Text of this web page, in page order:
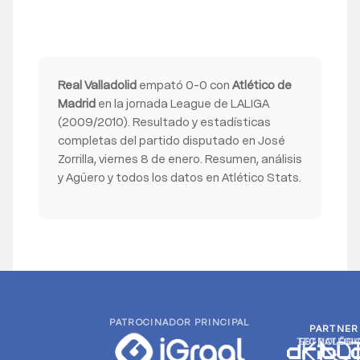
Real Valladolid empató 0-0 con Atlético de
Madrid en la jornada League de LALIGA
(2009/2010). Resultado y estadísticas
completas del partido disputado en José
Zorrilla, viernes 8 de enero. Resumen, análisis
y Agüero y todos los datos en Atlético Stats.
PARTNER
PATROCINADOR PRINCIPAL
PARTNER